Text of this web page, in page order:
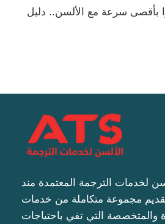
بأقصى سرعة مع الألسن.. دليل
لخدمات الترجمة المعتمدة مند
مجموعة متكاملة من خدمات
والمتخصصة التي تفي باحتياجات